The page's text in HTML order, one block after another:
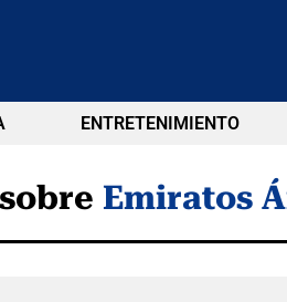
ENTRETENIMIENTO
Emiratos